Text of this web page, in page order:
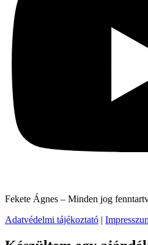
Fekete Ágnes – Minden jog
Adatvédelmi tájékoztató |